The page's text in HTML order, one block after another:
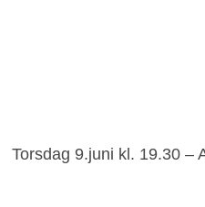
Torsdag 9.juni kl. 19.30 –